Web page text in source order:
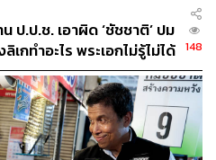
ป.ป.ช. เอาผิด ‘ชัชชาติ’ ปม
เกทำอะไร พระเอกไม่รู้ไม่ได้
148